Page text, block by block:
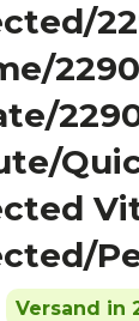
Versand in